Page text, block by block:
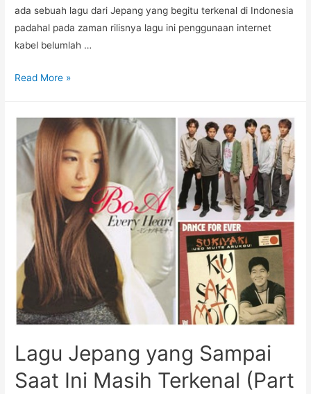
ada sebuah lagu dari Jepang yang begitu terkenal di Indonesia
padahal pada zaman rilisnya lagu ini penggunaan internet
kabel belumlah …
Daftar
yang
Di-
Cover
Read More »
Lagu Jepang yang Sampai
Saat Ini Masih Terkenal (Part